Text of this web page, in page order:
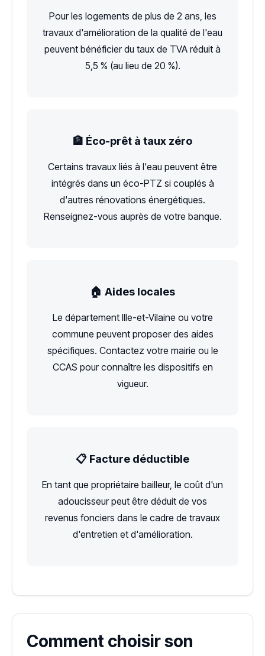
Pour les logements de plus de 2 ans, les
travaux d'amélioration de la qualité de l'eau
peuvent bénéficier du taux de TVA réduit à
5,5 % (au lieu de 20 %).
🏦 Éco-prêt à taux zéro
Certains travaux liés à l'eau peuvent être
intégrés dans un éco-PTZ si couplés à
d'autres rénovations énergétiques.
Renseignez-vous auprès de votre banque.
🏠 Aides locales
Le département Ille-et-Vilaine ou votre
commune peuvent proposer des aides
spécifiques. Contactez votre mairie ou le
CCAS pour connaître les dispositifs en
vigueur.
📋 Facture déductible
En tant que propriétaire bailleur, le coût d'un
adoucisseur peut être déduit de vos
revenus fonciers dans le cadre de travaux
d'entretien et d'amélioration.
Comment choisir son